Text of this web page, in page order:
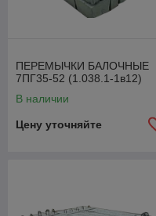
ПЕРЕМЫЧКИ БАЛОЧНЫЕ
7ПГ35-52 (1.038.1-1в12)
В наличии
Цену уточняйте